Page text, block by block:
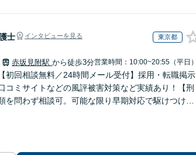
士 インタビューを見る 東京都
赤坂見附駅 から徒歩3分営業時間：10:00~20:55（平日）
初回相談無料／24時間メール受付】採用・転職掲示
コミサイトなどの風評被害対策など実績あり！【刑
を問わず相談可。可能な限り早期対応で駆けつけサ